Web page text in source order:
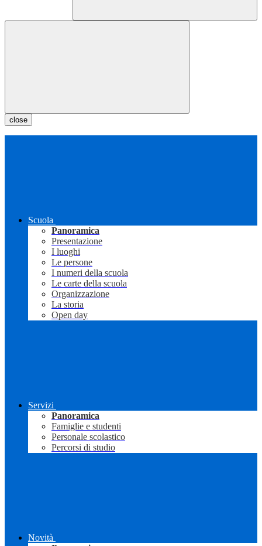
close
Scuola
Panoramica
Presentazione
I luoghi
Le persone
I numeri della scuola
Le carte della scuola
Organizzazione
La storia
Open day
Servizi
Panoramica
Famiglie e studenti
Personale scolastico
Percorsi di studio
Novità